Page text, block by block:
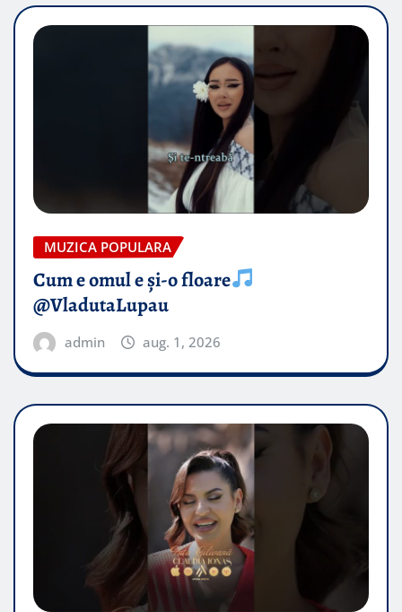
MUZICA POPULARA
Cum e omul e și-o floare
@VladutaLupau
admin aug. 1, 2026